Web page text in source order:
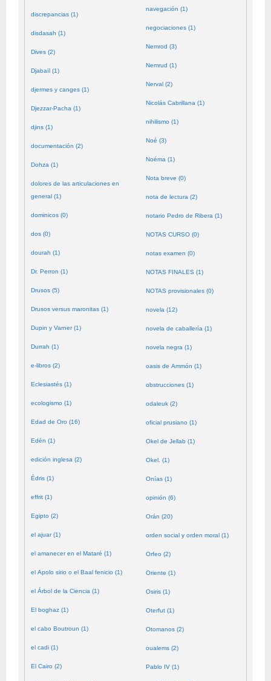
discrepancias (1)
disdasah (1)
Dives (2)
Djabaïl (1)
djermes y canges (1)
Djezzar-Pacha (1)
djins (1)
documentación (2)
Dohza (1)
dolores de las articulaciones en
general (1)
dominicos (0)
dos (0)
dourah (1)
Dr. Perron (1)
Drusos (5)
Drusos versus maronitas (1)
Dupin y Varner (1)
Durrah (1)
e-libros (2)
Eclesiastés (1)
ecologismo (1)
Edad de Oro (16)
Edén (1)
edición inglesa (2)
Édris (1)
effrit (1)
Egipto (2)
el ajuar (1)
el amanecer en el Mataré (1)
el Apolo sirio o el Baal fenicio (1)
el Árbol de la Ciencia (1)
El boghaz (1)
el cabo Boutroun (1)
el cadi (1)
El Cairo (2)
navegación (1)
negociaciones (1)
Nemrod (3)
Nemrud (1)
Nerval (2)
Nicolás Cabrillana (1)
nihilismo (1)
Noé (3)
Noéma (1)
Nota breve (0)
nota de lectura (2)
notario Pedro de Ribera (1)
NOTAS CURSO (0)
notas examen (0)
NOTAS FINALES (1)
NOTAS provisionales (0)
novela (12)
novela de caballería (1)
novela negra (1)
oasis de Ammón (1)
obstrucciones (1)
odaleuk (2)
oficial prusiano (1)
Okel de Jellab (1)
Okel. (1)
Onías (1)
opinión (6)
Orán (20)
orden social y orden moral (1)
Orfeo (2)
Oriente (1)
Osiris (1)
Oterfut (1)
Otomanos (2)
oualems (2)
Pablo IV (1)